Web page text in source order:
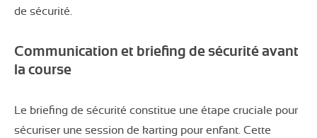
de sécurité.
Communication et briefing de sécurité avant
la course
Le briefing de sécurité constitue une étape cruciale pour
sécuriser une session de karting pour enfant. Cette